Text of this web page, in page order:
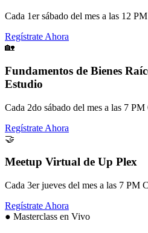
Cada 1er sábado del mes a las 12
Regístrate Ahora
🏡
Fundamentos de Bienes
Estudio
Cada 2do sábado del mes a las 7
Regístrate Ahora
🤝
Meetup Virtual de Up Plex
Cada 3er jueves del mes a las 7 PM
Regístrate Ahora
● Masterclass en Vivo